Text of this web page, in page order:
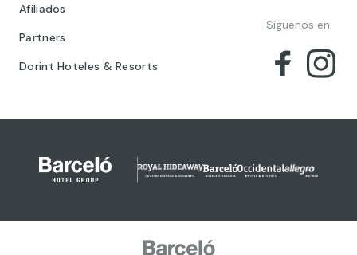
Afiliados
Partners
Dorint Hoteles & Resorts
Síguenos en: